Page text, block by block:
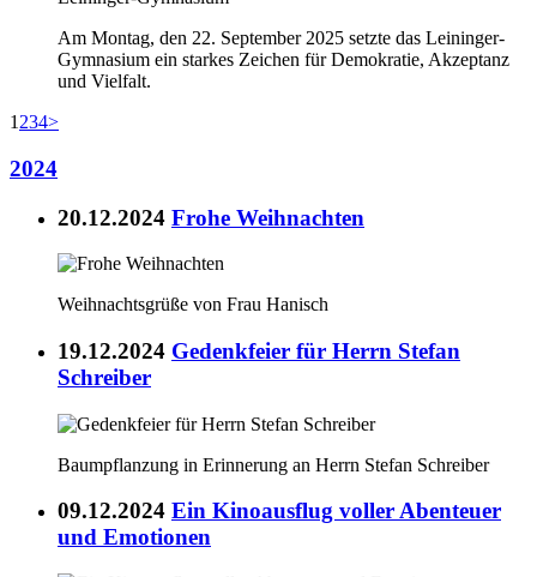
Am Montag, den 22. September 2025 setzte das Leininger-
Gymnasium ein starkes Zeichen für Demokratie, Akzeptanz
und Vielfalt.
1 234>
2024
20.12.2024 Frohe Weihnachten
Weihnachtsgrüße von Frau Hanisch
19.12.2024 Gedenkfeier für Herrn Stefan
Schreiber
Baumpflanzung in Erinnerung an Herrn Stefan Schreiber
09.12.2024 Ein Kinoausflug voller Abenteuer
und Emotionen